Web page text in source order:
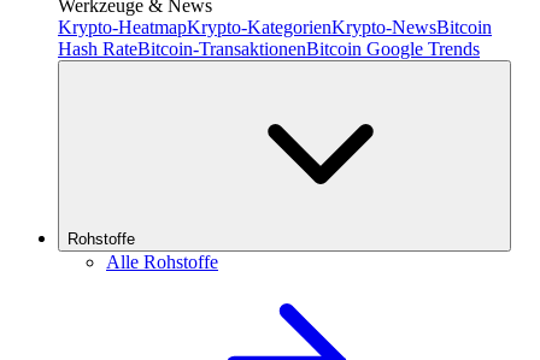
Werkzeuge & News
Krypto-HeatmapKrypto-KategorienKrypto-NewsBitcoin
Hash RateBitcoin-TransaktionenBitcoin Google Trends
Rohstoffe
Alle Rohstoffe